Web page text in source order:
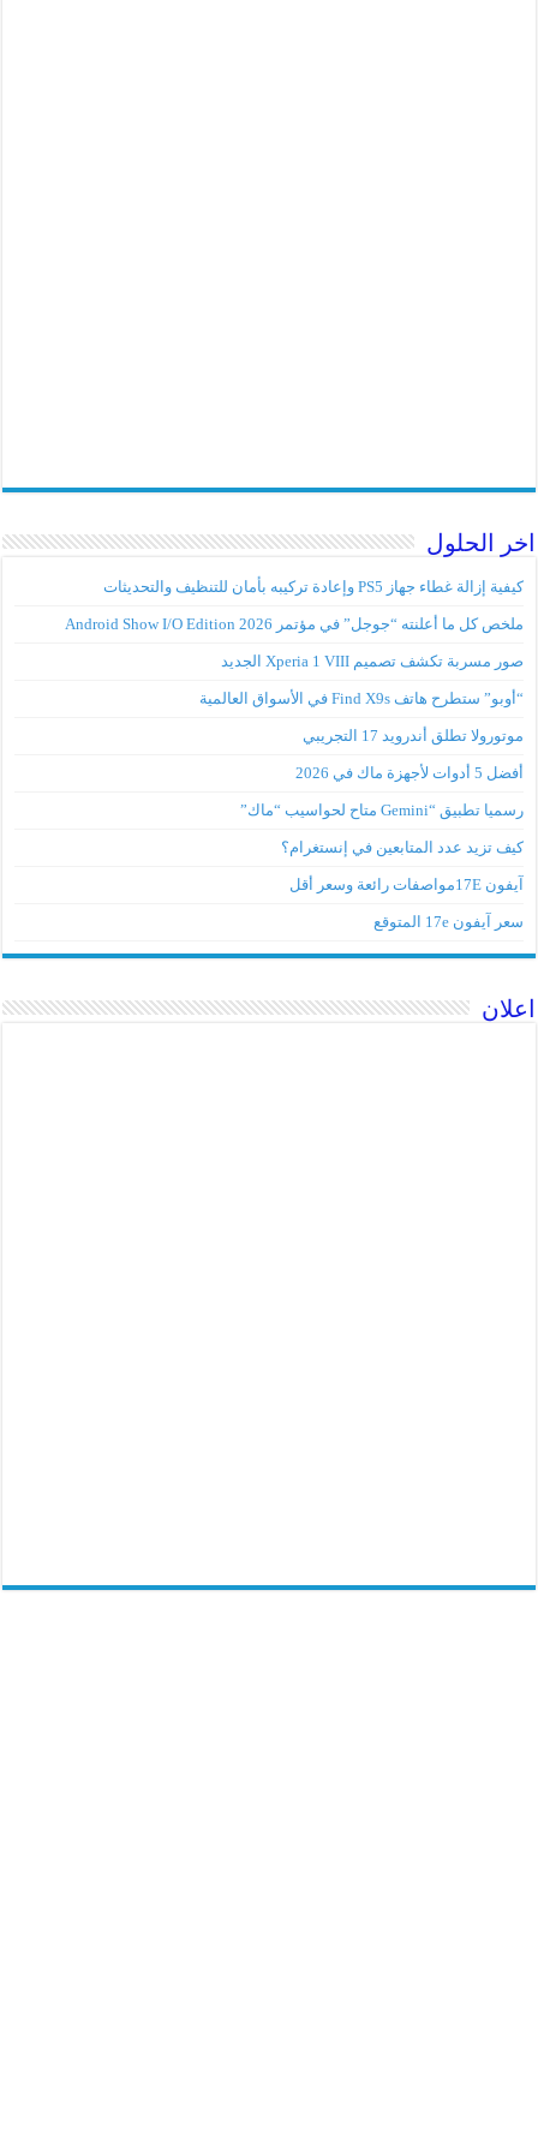
اخر الحلول
كيفية إزالة غطاء جهاز PS5 وإعادة تركيبه بأمان للتنظيف والتحديثات
ملخص كل ما أعلنته “جوجل” في مؤتمر Android Show I/O Edition 2026
صور مسربة تكشف تصميم Xperia 1 VIII الجديد
“أوبو” ستطرح هاتف Find X9s في الأسواق العالمية
موتورولا تطلق أندرويد 17 التجريبي
أفضل 5 أدوات لأجهزة ماك في 2026
رسميا تطبيق “Gemini متاح لحواسيب “ماك”
كيف تزيد عدد المتابعين في إنستغرام؟
آيفون 17Eمواصفات رائعة وسعر أقل
سعر آيفون 17e المتوقع
اعلان